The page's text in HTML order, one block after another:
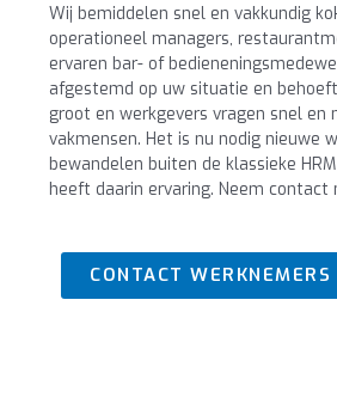
Wij bemiddelen snel en vakkundig
operationeel managers,
ervaren bar- of
afgestemd op uw situatie en
groot en werkgevers vragen snel en
vakmensen. Het is nu nodig nieuwe
bewandelen buiten de klassieke
heeft daarin ervaring. Neem contact
CONTACT WERKNEMERS